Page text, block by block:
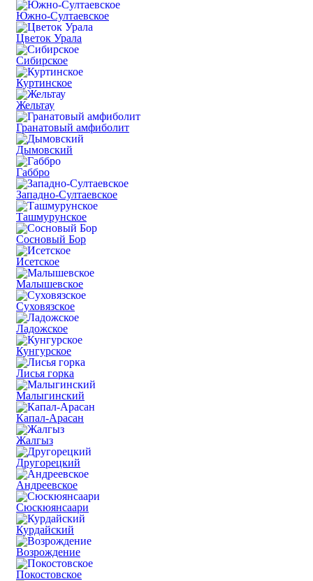
Южно-Султаевское
Цветок Урала
Сибирское
Куртинское
Жельтау
Гранатовый амфиболит
Дымовский
Габбро
Западно-Султаевское
Ташмурунское
Сосновый Бор
Исетское
Малышевское
Суховязское
Ладожское
Кунгурское
Лисья горка
Малыгинский
Капал-Арасан
Жалгыз
Другорецкий
Андреевское
Сюскюянсаари
Курдайский
Возрождение
Покостовское